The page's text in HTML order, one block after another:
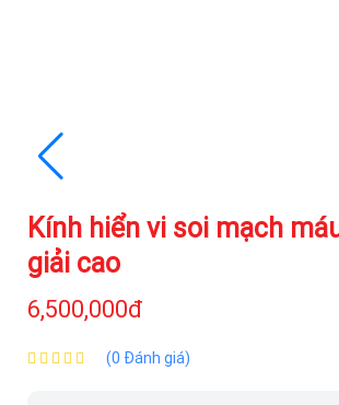
Kính hiển vi soi mạch
giải cao
6,500,000đ
(0 Đánh giá)